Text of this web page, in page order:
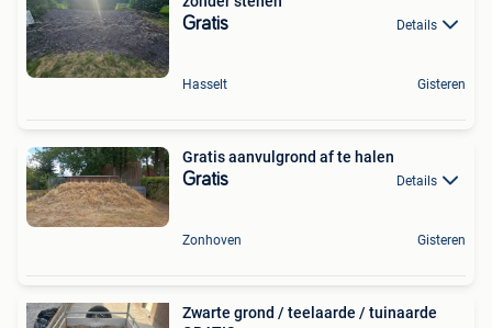
Gratis Details
Hasselt Gisteren
Gratis aanvulgrond af te halen
Gratis Details
Zonhoven Gisteren
Zwarte grond / teelaarde / tuinaarde